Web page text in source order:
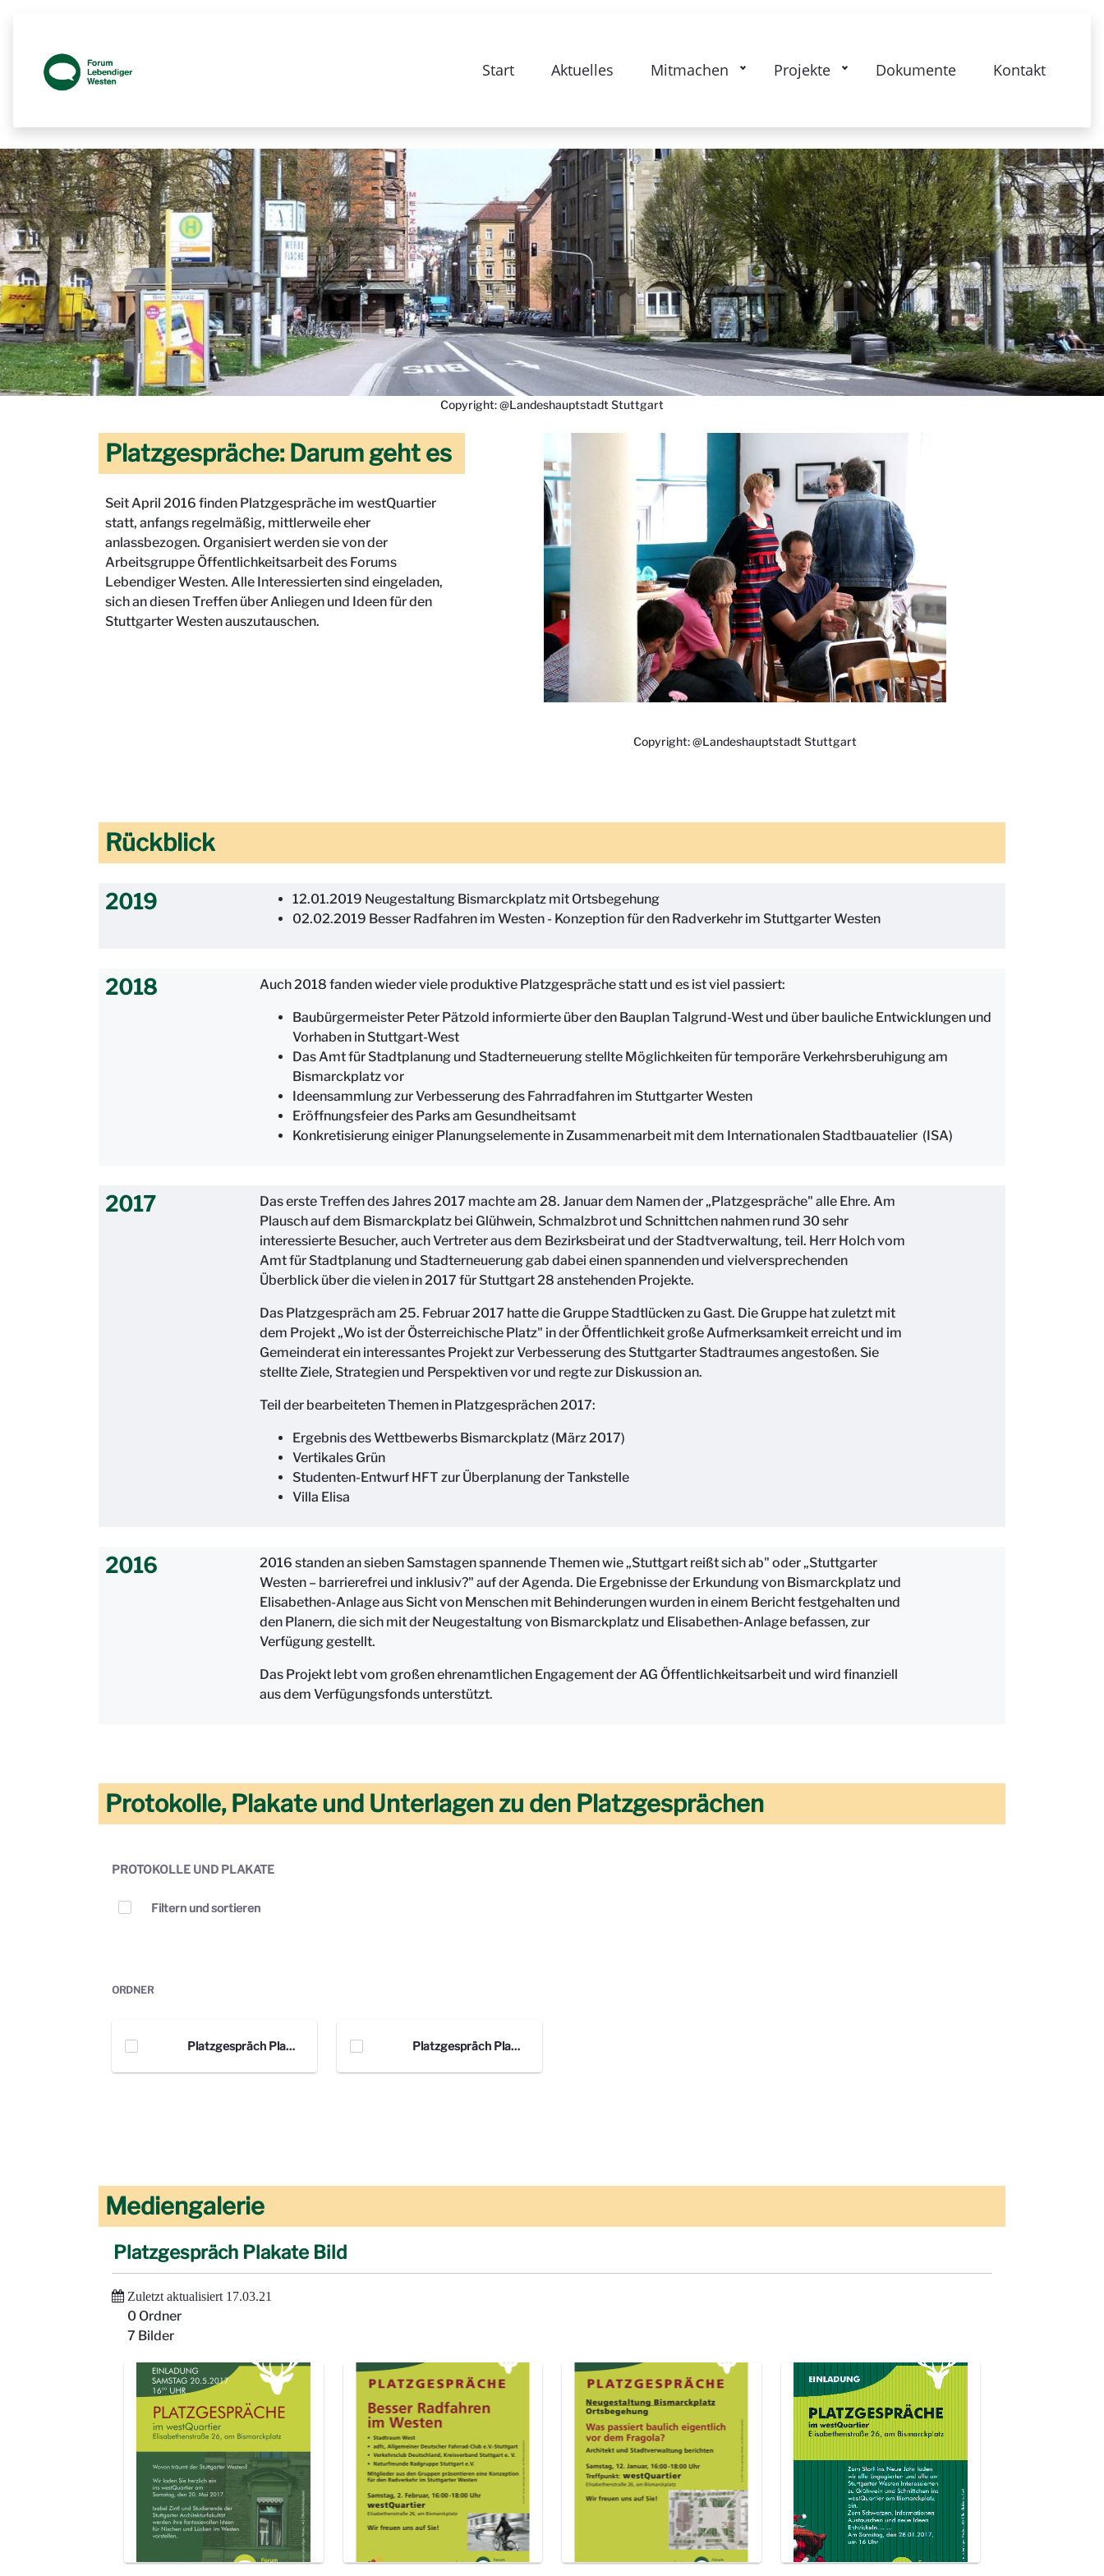
Start Aktuelles Mitmachen Projekte Dokumente Kontakt
Copyright: @Landeshauptstadt Stuttgart
Platzgespräche: Darum geht es
Seit April 2016 finden Platzgespräche im westQuartier
statt, anfangs regelmäßig, mittlerweile eher
anlassbezogen. Organisiert werden sie von der
Arbeitsgruppe Öffentlichkeitsarbeit des Forums
Lebendiger Westen. Alle Interessierten sind eingeladen,
sich an diesen Treffen über Anliegen und Ideen für den
Stuttgarter Westen auszutauschen.
Copyright: @Landeshauptstadt Stuttgart
Rückblick
2019
12.01.2019 Neugestaltung Bismarckplatz mit Ortsbegehung
02.02.2019 Besser Radfahren im Westen - Konzeption für den Radverkehr im Stuttgarter Westen
2018 Auch 2018 fanden wieder viele produktive Platzgespräche statt und es ist viel passiert:
Baubürgermeister Peter Pätzold informierte über den Bauplan Talgrund-West und über bauliche Entwicklungen und
Vorhaben in Stuttgart-West
Das Amt für Stadtplanung und Stadterneuerung stellte Möglichkeiten für temporäre Verkehrsberuhigung am
Bismarckplatz vor
Ideensammlung zur Verbesserung des Fahrradfahren im Stuttgarter Westen
Eröffnungsfeier des Parks am Gesundheitsamt
Konkretisierung einiger Planungselemente in Zusammenarbeit mit dem Internationalen Stadtbauatelier (ISA)
2017
Das erste Treffen des Jahres 2017 machte am 28. Januar dem Namen der „Platzgespräche" alle Ehre. Am
Plausch auf dem Bismarckplatz bei Glühwein, Schmalzbrot und Schnittchen nahmen rund 30 sehr
interessierte Besucher, auch Vertreter aus dem Bezirksbeirat und der Stadtverwaltung, teil. Herr Holch vom
Amt für Stadtplanung und Stadterneuerung gab dabei einen spannenden und vielversprechenden
Überblick über die vielen in 2017 für Stuttgart 28 anstehenden Projekte.
Das Platzgespräch am 25. Februar 2017 hatte die Gruppe Stadtlücken zu Gast. Die Gruppe hat zuletzt mit
dem Projekt „Wo ist der Österreichische Platz" in der Öffentlichkeit große Aufmerksamkeit erreicht und im
Gemeinderat ein interessantes Projekt zur Verbesserung des Stuttgarter Stadtraumes angestoßen. Sie
stellte Ziele, Strategien und Perspektiven vor und regte zur Diskussion an.
Teil der bearbeiteten Themen in Platzgesprächen 2017:
Ergebnis des Wettbewerbs Bismarckplatz (März 2017)
Vertikales Grün
Studenten-Entwurf HFT zur Überplanung der Tankstelle
Villa Elisa
2016
2016 standen an sieben Samstagen spannende Themen wie „Stuttgart reißt sich ab" oder „Stuttgarter
Westen – barrierefrei und inklusiv?" auf der Agenda. Die Ergebnisse der Erkundung von Bismarckplatz und
Elisabethen-Anlage aus Sicht von Menschen mit Behinderungen wurden in einem Bericht festgehalten und
den Planern, die sich mit der Neugestaltung von Bismarckplatz und Elisabethen-Anlage befassen, zur
Verfügung gestellt.
Das Projekt lebt vom großen ehrenamtlichen Engagement der AG Öffentlichkeitsarbeit und wird finanziell
aus dem Verfügungsfonds unterstützt.
Protokolle, Plakate und Unterlagen zu den Platzgesprächen
PROTOKOLLE UND PLAKATE
Elemente auswählen
Filtern und sortieren
ORDNER
Platzgespräch Plakate PDF Platzgespräch Plakate Bild
Mediengalerie
Platzgespräch Plakate Bild
Zuletzt aktualisiert 17.03.21
0 Ordner
7 Bilder